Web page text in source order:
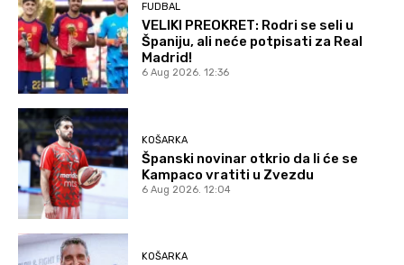
FUDBAL
VELIKI PREOKRET: Rodri se seli u
Španiju, ali neće potpisati za Real
Madrid!
6 Aug 2026. 12:36
KOŠARKA
Španski novinar otkrio da li će se
Kampaco vratiti u Zvezdu
6 Aug 2026. 12:04
KOŠARKA